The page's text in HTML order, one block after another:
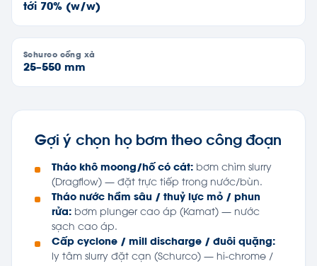
tới 70% (w/w)
Schurco cổng xả
25–550 mm
Gợi ý chọn họ bơm theo công đoạn
Tháo khô moong/hố có cát: bơm chìm slurry
(Dragflow) — đặt trực tiếp trong nước/bùn.
Tháo nước hầm sâu / thuỷ lực mỏ / phun
rửa: bơm plunger cao áp (Kamat) — nước
sạch cao áp.
Cấp cyclone / mill discharge / đuôi quặng:
ly tâm slurry đặt cạn (Schurco) — hi-chrome /